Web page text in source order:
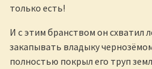
только есть!
И с этим бранством он схватил
закапывать владыку
полностью покрыл его труп